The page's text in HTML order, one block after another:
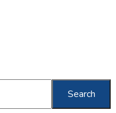
Search